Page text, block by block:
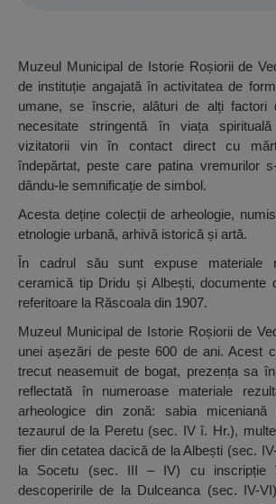
Muzeul Municipal de Istorie Roșiorii de
de instituție angajată în activitatea de
umane, se înscrie, alături de alți factori
necesitate stringentă în viața
vizitatorii vin în contact direct cu
îndepărtat, peste care patina vremurilor
dându-le semnificație de simbol.
Acesta deține colecții de arheologie,
etnologie urbană, arhivă istorică și artă.
În cadrul său sunt expuse materiale
ceramică tip Dridu și Albești, documente
referitoare la Răscoala din 1907.
Muzeul Municipal de Istorie Roșiorii de
unei așezări de peste 600 de ani. Acest
trecut neasemuit de bogat, prezența sa
reflectată în numeroase materiale
arheologice din zonă: sabia
tezaurul de la Peretu (sec. IV î. Hr.),
fier din cetatea dacică de la Albești (sec.
la Socetu (sec. III – IV) cu inscripție
descoperirile de la Dulceanca (sec. IV-